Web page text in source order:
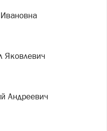
Яковлевич
Андреевич